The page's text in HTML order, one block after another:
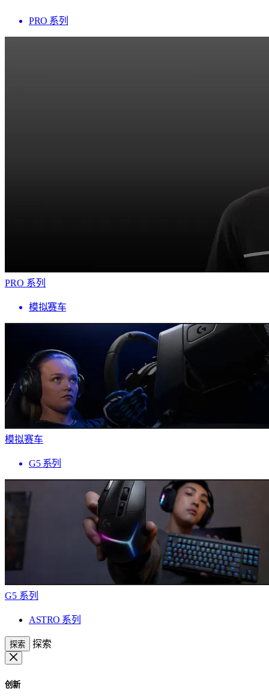
PRO 系列
PRO 系列
模拟赛车
模拟赛车
G5 系列
G5 系列
ASTRO 系列
探索 探索
创新